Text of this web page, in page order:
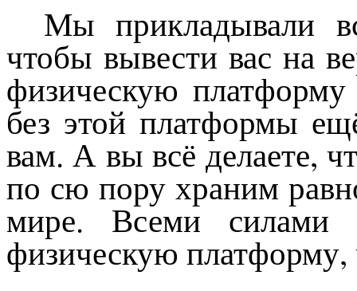
Мы прикладывали
чтобы вывести вас на
физическую
без этой платформы
вам. А вы всё делаете,
по сю пору храним
мире. Всеми силами
физическую платформу,